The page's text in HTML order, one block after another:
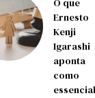
O que
Ernesto
Kenji
Igarashi
aponta
como